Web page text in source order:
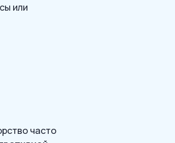
или
часто